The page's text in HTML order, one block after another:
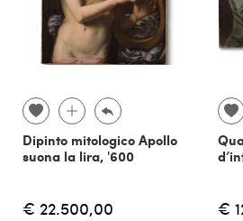
Dipinto mitologico Apollo
suona la lira, '600
€ 22.500,00 €